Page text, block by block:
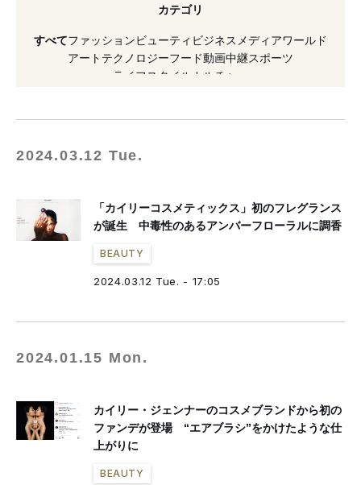
#アディダス オリジナルス
#インスタグラム
#カイリーコスメティックス
カテゴリ
すべてファッションビューティ ビジネス メディアワールド
アート テクノロジーフード動画中継スポーツ
ライフスタイル
カルチャー
2024.03.12 Tue.
「カイリーコスメティックス」初のフレグランス
が誕生 中毒性のあるアンバーフローラルに調香
BEAUTY
2024.03.12 Tue. - 17:05
2024.01.15 Mon.
カイリー・ジェンナーのコスメブランドから初の
ファンデが登場 “エアブラシ”をかけたような仕
上がりに
BEAUTY